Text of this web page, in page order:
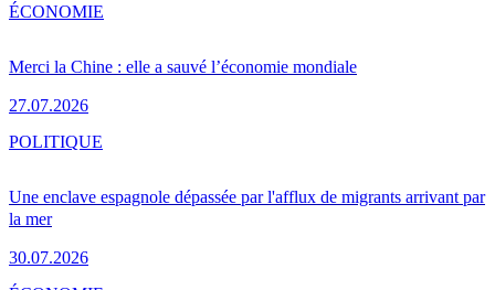
Merci la Chine : elle a sauvé l’économie mondiale
27.07.2026
ÉCONOMIE
Une enclave espagnole dépassée par l'afflux de migrants arrivant par
la mer
30.07.2026
POLITIQUE